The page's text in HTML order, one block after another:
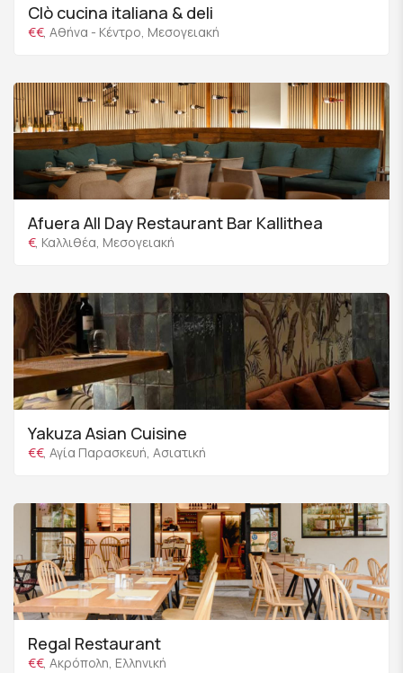
Clò cucina italiana & deli
€€, Αθήνα - Κέντρο, Μεσογειακή
Afuera All Day Restaurant Bar Kallithea
€, Καλλιθέα, Μεσογειακή
Yakuza Asian Cuisine
€€, Αγία Παρασκευή, Ασιατική
Regal Restaurant
€€, Ακρόπολη, Ελληνική